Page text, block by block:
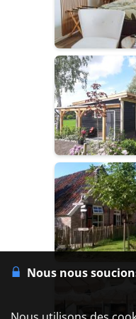
Nous nous